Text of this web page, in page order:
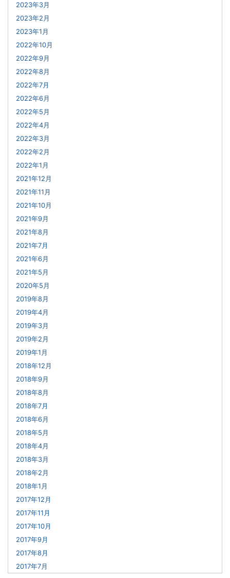
2023年3月
2023年2月
2023年1月
2022年10月
2022年9月
2022年8月
2022年7月
2022年6月
2022年5月
2022年4月
2022年3月
2022年2月
2022年1月
2021年12月
2021年11月
2021年10月
2021年9月
2021年8月
2021年7月
2021年6月
2021年5月
2020年5月
2019年8月
2019年4月
2019年3月
2019年2月
2019年1月
2018年12月
2018年9月
2018年8月
2018年7月
2018年6月
2018年5月
2018年4月
2018年3月
2018年2月
2018年1月
2017年12月
2017年11月
2017年10月
2017年9月
2017年8月
2017年7月